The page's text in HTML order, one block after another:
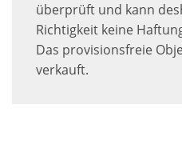
überprüft und kann
Richtigkeit keine
Das provisionsfreie
verkauft.